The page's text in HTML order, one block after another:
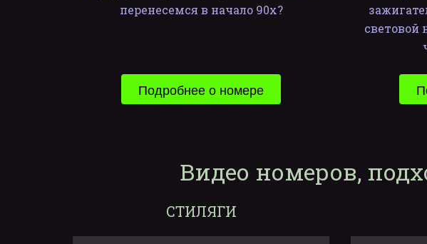
перенесемся в начало 90х?
Подробнее о номере
световой
Видео номеров,
СТИЛЯГИ